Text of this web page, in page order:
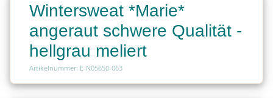
Wintersweat *Marie*
angeraut schwere Qualität -
hellgrau meliert
Artikelnummer: E-N05650-063